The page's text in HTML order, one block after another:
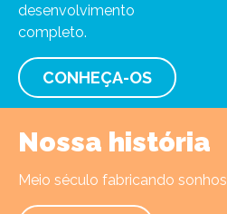
desenvolvimento
completo.
CONHEÇA-OS
Nossa história
Meio século fabricando sonhos